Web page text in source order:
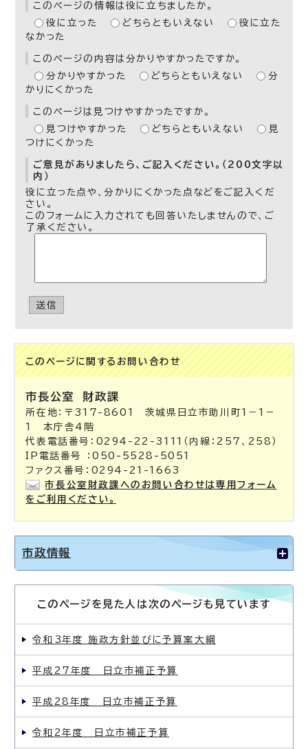
このページの情報は役に立ちましたか。
役に立った
どちらともいえない
役に立た
なかった
このページの内容は分かりやすかったですか。
分かりやすかった
どちらともいえない
分
かりにくかった
このページは見つけやすかったですか。
見つけやすかった
どちらともいえない
見
つけにくかった
ご意見がありましたら、ご記入ください。（200文字以
内）
役に立った点や、分かりにくかった点などをご記入くだ
さい。
このフォームに入力されても回答いたしませんので、ご
了承ください。
送信
このページに関する お問い合わせ
市長公室 財政課
所在地：〒317-8601 茨城県日立市助川町1－1－
1 本庁舎4階
代表電話番号：0294-22-3111（内線：257、258）
IP電話番号 ：050-5528-5051
ファクス番号：0294-21-1663
市長公室財政課へのお問い合わせは専用フォーム
をご利用ください。
市政情報
このページを見た人は次のページも見ています
令和3年度 施政方針並びに予算案大綱
平成27年度 日立市補正予算
平成28年度 日立市補正予算
令和2年度 日立市補正予算